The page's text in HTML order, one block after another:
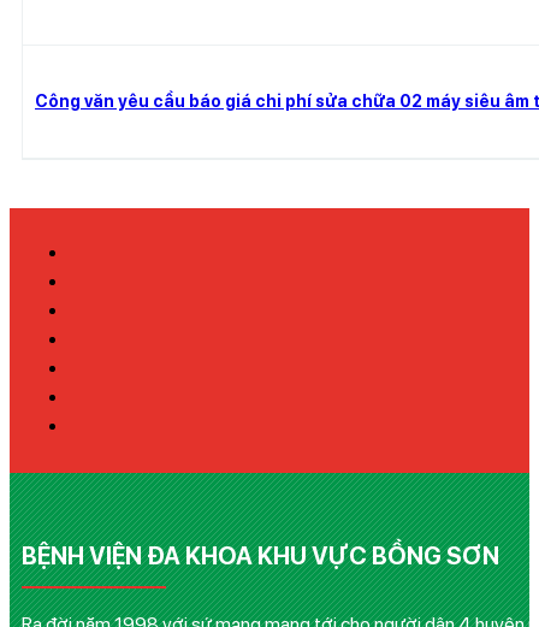
Công văn yêu cầu báo giá chi phí sửa chữa 02 máy siêu âm
BỆNH VIỆN ĐA KHOA KHU VỰC BỒNG SƠN